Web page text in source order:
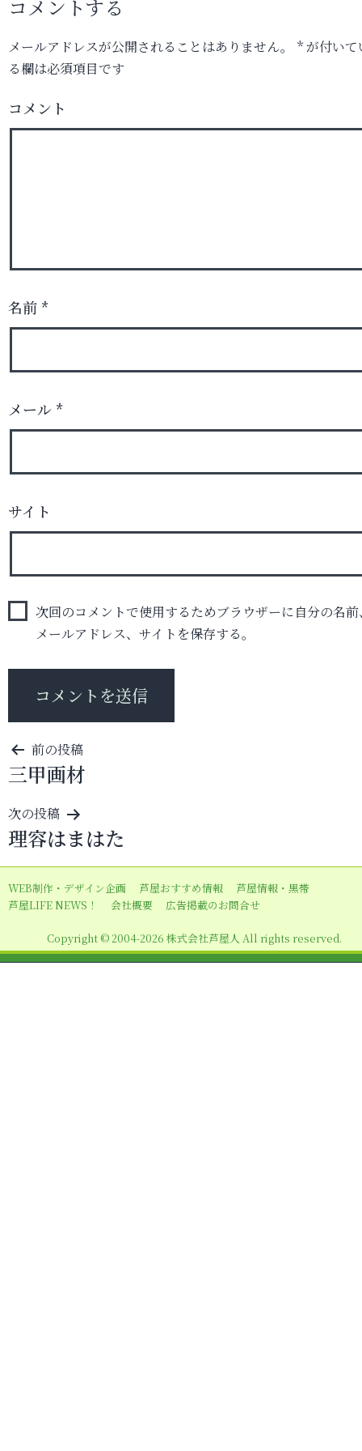
コメントする
メールアドレスが公開されることはありません。 *が付いて
る欄は必須項目です
コメント
名前 *
メール *
サイト
次回のコメントで使用するためブラウザーに自分の名前
メールアドレス、サイトを保存する。
投
稿
ナ
ビ
ゲ
ー
シ
ン
前の投稿
三甲画材
次の投稿
理容はまはた
WEB制作・デザイン企画 芦屋おすすめ情報
芦屋情報・黒帯
芦屋LIFE NEWS！
会社概要 広告掲載のお問合せ
Copyright © 2004-2026 株式会社芦屋人 All rights reserved.